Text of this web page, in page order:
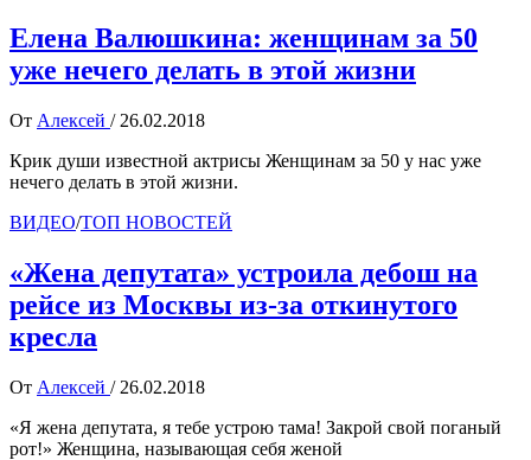
Елена Валюшкина: женщинам за 50
уже нечего делать в этой жизни
От Алексей / 26.02.2018
Крик души известной актрисы Женщинам за 50 у нас уже
нечего делать в этой жизни.
ВИДЕО/ТОП НОВОСТЕЙ
«Жена депутата» устроила дебош на
рейсе из Москвы из-за откинутого
кресла
От Алексей / 26.02.2018
«Я жена депутата, я тебе устрою тама! Закрой свой поганый
рот!» Женщина, называющая себя женой